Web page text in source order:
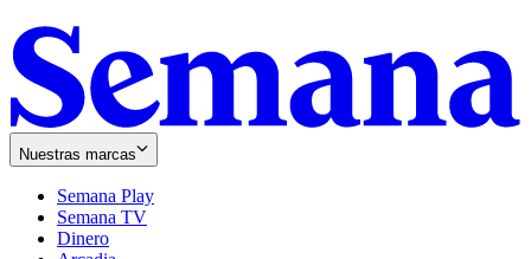
Nuestras marcas
Semana Play
Semana TV
Dinero